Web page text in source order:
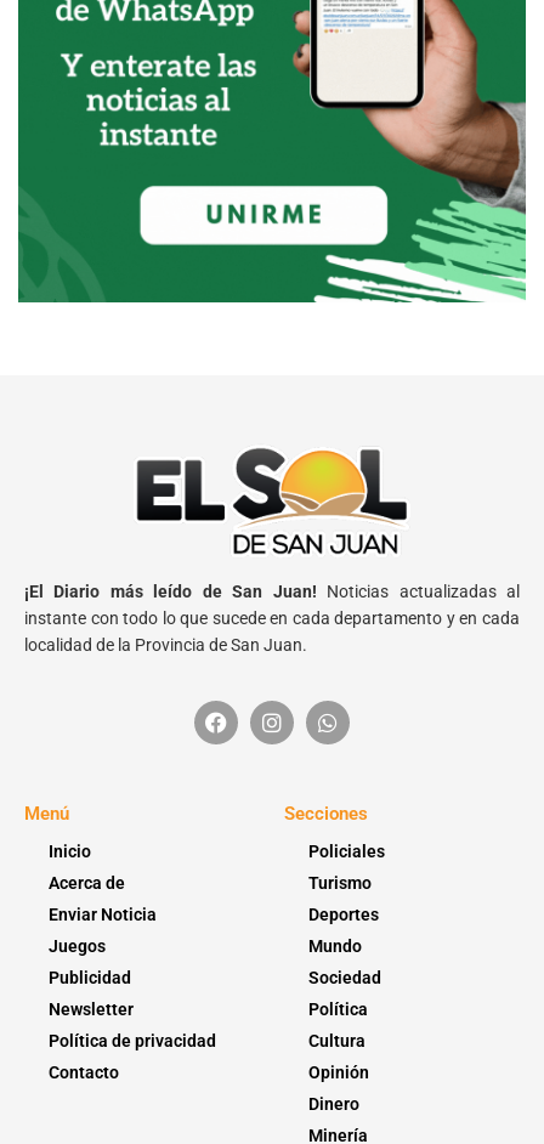
¡El Diario más leído de San Juan! Noticias actualizadas al
instante con todo lo que sucede en cada departamento y en cada
localidad de la Provincia de San Juan.
Menú
Inicio
Acerca de
Enviar Noticia
Juegos
Publicidad
Newsletter
Política de privacidad
Contacto
Secciones
Policiales
Turismo
Deportes
Mundo
Sociedad
Política
Cultura
Opinión
Dinero
Minería